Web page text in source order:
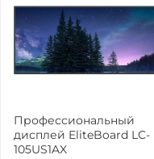
Профессиональный
дисплей EliteBoard LC-
105US1AX